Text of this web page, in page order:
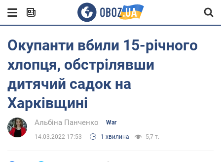
Окупанти вбили 15-річного
хлопця, обстрілявши
дитячий садок на
Харківщині
Альбіна Панченко War
14.03.2022 17:53 1 хвилина 5,7 т.